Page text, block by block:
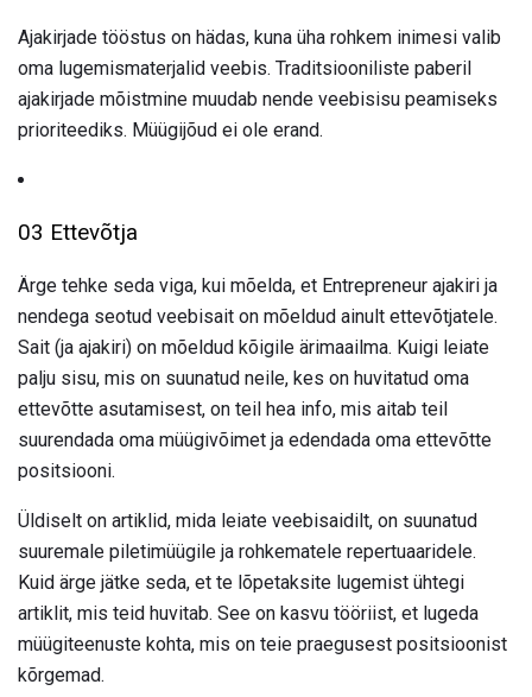
Ajakirjade tööstus on hädas, kuna üha rohkem inimesi valib
oma lugemismaterjalid veebis. Traditsiooniliste paberil
ajakirjade mõistmine muudab nende veebisisu peamiseks
prioriteediks. Müügijõud ei ole erand.
03 Ettevõtja
Ärge tehke seda viga, kui mõelda, et Entrepreneur ajakiri ja
nendega seotud veebisait on mõeldud ainult ettevõtjatele.
Sait (ja ajakiri) on mõeldud kõigile ärimaailma. Kuigi leiate
palju sisu, mis on suunatud neile, kes on huvitatud oma
ettevõtte asutamisest, on teil hea info, mis aitab teil
suurendada oma müügivõimet ja edendada oma ettevõtte
positsiooni.
Üldiselt on artiklid, mida leiate veebisaidilt, on suunatud
suuremale piletimüügile ja rohkematele repertuaaridele.
Kuid ärge jätke seda, et te lõpetaksite lugemist ühtegi
artiklit, mis teid huvitab. See on kasvu tööriist, et lugeda
müügiteenuste kohta, mis on teie praegusest positsioonist
kõrgemad.